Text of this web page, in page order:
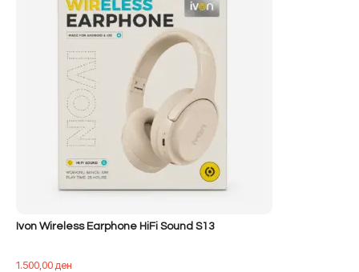
Ivon Wireless Earphone HiFi Sound S13
1.500,00ден